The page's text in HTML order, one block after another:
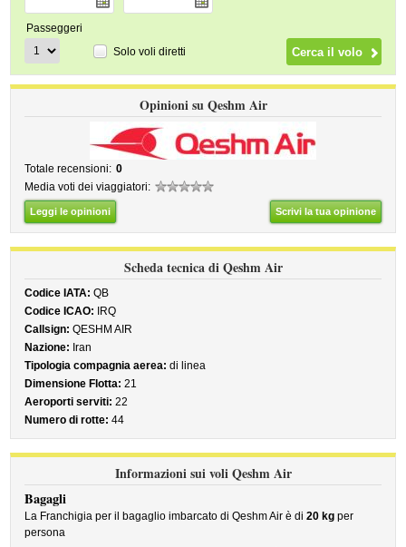
Passeggeri
Solo voli diretti
Opinioni su Qeshm Air
Totale recensioni: 0
Media voti dei viaggiatori:
Leggi le opinioni Scrivi la tua opinione
Scheda tecnica di Qeshm Air
Codice IATA: QB
Codice ICAO: IRQ
Callsign: QESHM AIR
Nazione: Iran
Tipologia compagnia aerea: di linea
Dimensione Flotta: 21
Aeroporti serviti: 22
Numero di rotte: 44
Informazioni sui voli Qeshm Air
Bagagli
La Franchigia per il bagaglio imbarcato di Qeshm Air è di20 kg per
persona